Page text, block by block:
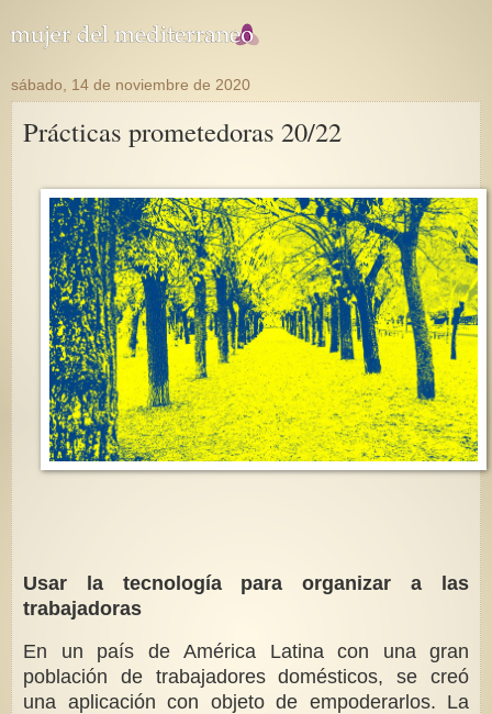
sábado, 14 de noviembre de 2020
Prácticas prometedoras 20/22
Usar la tecnología para organizar a las
trabajadoras
En un país de América Latina con una gran
población de trabajadores domésticos, se creó
una aplicación con objeto de empoderarlos. La